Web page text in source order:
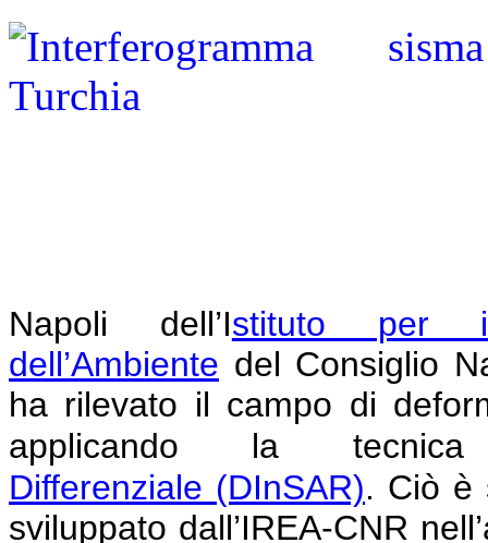
Napoli dell’Istituto per il
dell’Ambiente del Consiglio
ha rilevato il campo di
applicando la
Differenziale (DInSAR). Ciò è
sviluppato dall’IREA-CNR